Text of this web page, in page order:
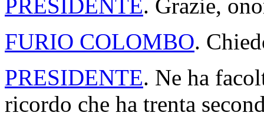
PRESIDENTE. Grazie,
FURIO COLOMBO.
PRESIDENTE. Ne ha
ricordo che ha trenta